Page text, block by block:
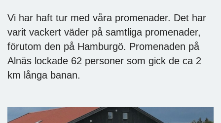
Vi har haft tur med våra promenader. Det har
varit vackert väder på samtliga promenader,
förutom den på Hamburgö. Promenaden på
Alnäs lockade 62 personer som gick de ca 2
km långa banan.